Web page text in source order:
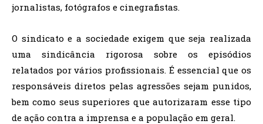
jornalistas, fotógrafos e cinegrafistas.
O sindicato e a sociedade exigem que seja realizada
uma sindicância rigorosa sobre os episódios
relatados por vários profissionais. É essencial que os
responsáveis diretos pelas agressões sejam punidos,
bem como seus superiores que autorizaram esse tipo
de ação contra a imprensa e a população em geral.